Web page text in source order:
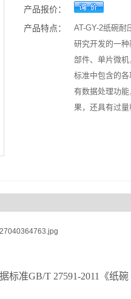
产品报价：
产品特点：
AT-GY-2纸碗耐
研究开发的一
部件、单片微
标准中包含的
有数据处理功
果，还具有过量
标准GB/T 27591-2011《纸